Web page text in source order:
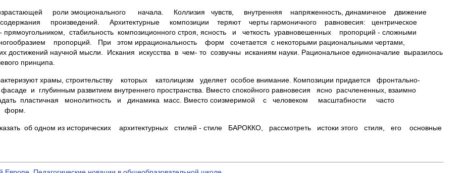
роли эмоционального начала. Коллизия чувств, внутренняя напряженность, динамичное движение
содержания произведений. Архитектурные композиции теряют черты гармоничного равновесия: центрическое
стабильность композиционного строя, ясность и четкость уравновешенных пропорций - сложными
пропорций. При этом иррациональность форм сочетается с некоторыми рациональными чертами,
достижений научной мысли. Искания искусства в чем- то созвучны исканиям науки. Рациональное единоначалие выразилось
принципа.
храмы, строительству которых католицизм уделяет особое внимание. Композиции придается фронтально-
и глубинным развитием внутреннего пространства. Вместо спокойного равновесия ясно расчлененных, взаимно
пластичная монолитность и динамика масс. Вместо соизмеримой с человеком масштабности часто
форм.
об одном из исторических архитектурных стилей - стиле БАРОККО, рассмотреть истоки этого стиля, его основные